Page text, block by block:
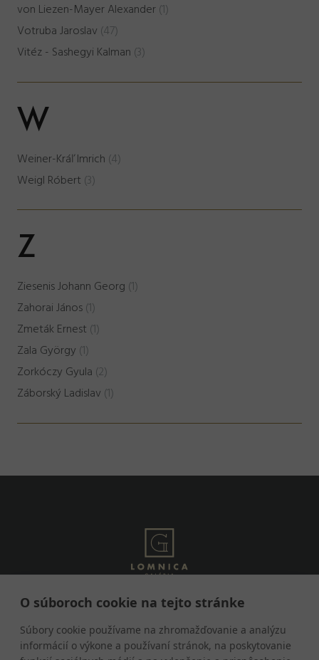
von Liezen-Mayer Alexander(1)
Votruba Jaroslav (47)
Vitéz - Sashegyi Kalman (3)
W
Weiner-Kráľ Imrich (4)
Weigl Róbert (3)
Z
Ziesenis Johann Georg (1)
Zahorai János(1)
Zmeták Ernest (1)
Zala György (1)
Zorkóczy Gyula (2)
Záborský Ladislav (1)
Tatranská Lomnica 92
059 60 Vysoké Tatry
O súboroch cookie na tejto stránke
Súbory cookie používame na zhromažďovanie a analýzu
informácií o výkone a používaní stránok, na poskytovanie